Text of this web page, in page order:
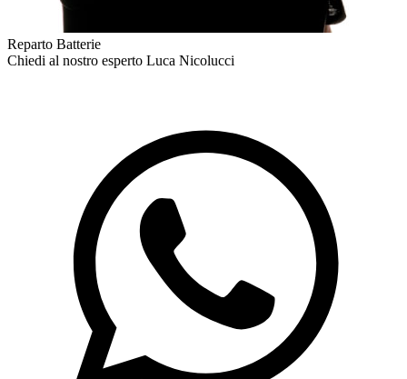
Reparto Batterie
Chiedi al nostro esperto Luca Nicolucci